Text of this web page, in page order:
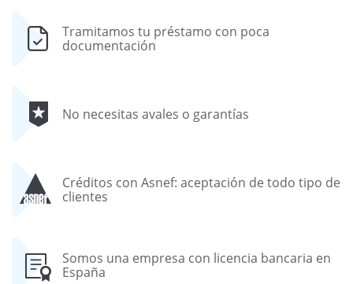
Tramitamos tu préstamo con poca
documentación
No necesitas avales o garantías
Créditos con Asnef: aceptación de todo tipo de
clientes
Somos una empresa con licencia bancaria en
España